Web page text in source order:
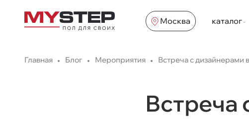
Москва каталог
Главная Блог Мероприятия Встреча с дизайнерами
Встреча